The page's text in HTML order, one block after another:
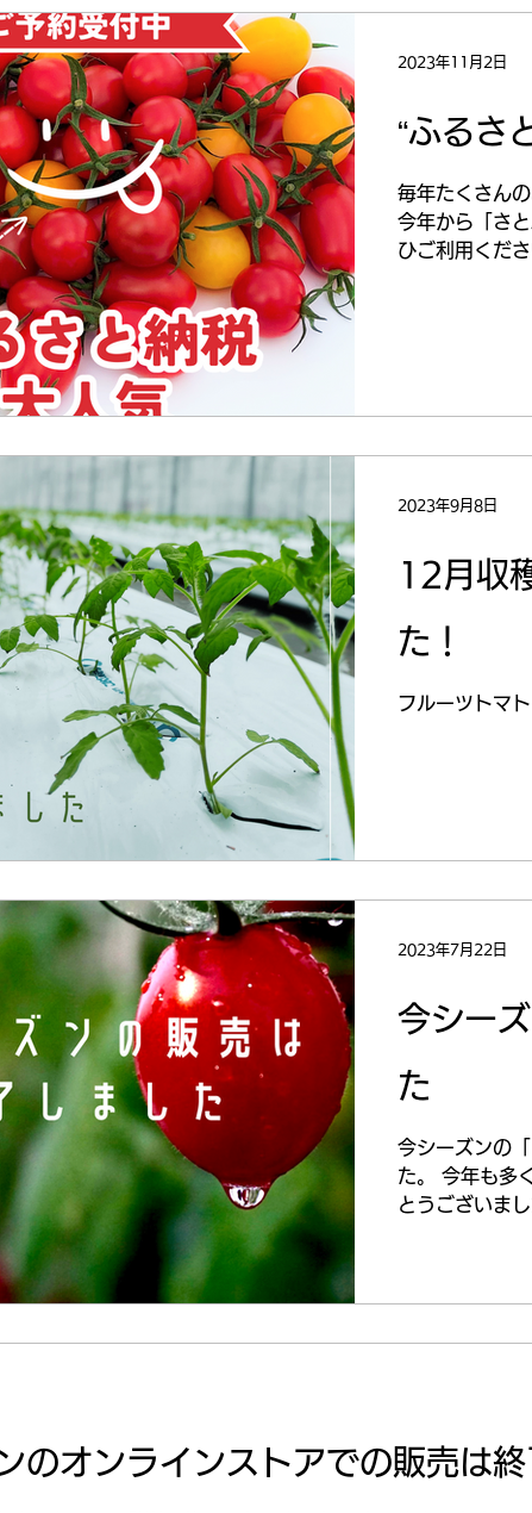
“ふるさ
毎年たくさん
今年から「さ
ひご利用くだ
2023年11月2日
12月収
た！
フルーツトマ
2023年9月8日
今シー
た
今シーズンの
た。 今年も多
とうございま
2023年7月22日
のオンラインストアでの販売は